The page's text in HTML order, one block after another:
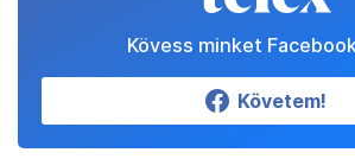
Kövess minket
Követem!